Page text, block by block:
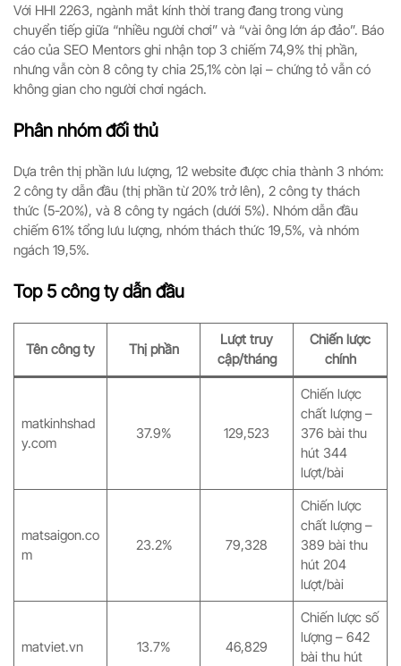
Với HHI 2263, ngành mắt kính thời trang đang trong vùng
chuyển tiếp giữa “nhiều người chơi” và “vài ông lớn áp đảo”. Báo
cáo của SEO Mentors ghi nhận top 3 chiếm 74,9% thị phần,
nhưng vẫn còn 8 công ty chia 25,1% còn lại – chứng tỏ vẫn có
không gian cho người chơi ngách.
Phân nhóm đối thủ
Dựa trên thị phần lưu lượng, 12 website được chia thành 3 nhóm:
2 công ty dẫn đầu (thị phần từ 20% trở lên), 2 công ty thách
thức (5-20%), và 8 công ty ngách (dưới 5%). Nhóm dẫn đầu
chiếm 61% tổng lưu lượng, nhóm thách thức 19,5%, và nhóm
ngách 19,5%.
Top 5 công ty dẫn đầu
Tên công ty Thị phần
Lượt truy
cập/tháng
Chiến lược
chính
matkinhshad
y.com
37.9% 129,523
Chiến lược
chất lượng –
376 bài thu
hút 344
lượt/bài
matsaigon.co
m
23.2% 79,328
Chiến lược
chất lượng –
389 bài thu
hút 204
lượt/bài
matviet.vn 13.7% 46,829
Chiến lược số
lượng – 642
bài thu hút